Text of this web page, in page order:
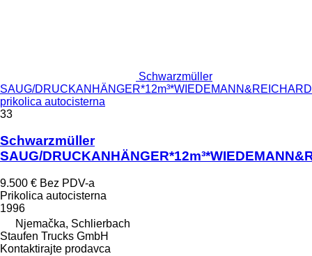
Schwarzmüller
SAUG/
prikolica autocisterna
33
Schwarzmüller
SAUG/
9.500 € Bez PDV-a
Prikolica autocisterna
1996
Njemačka, Schlierbach
Staufen Trucks GmbH
Kontaktirajte prodavca